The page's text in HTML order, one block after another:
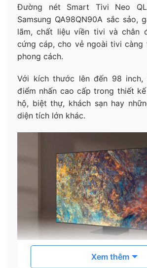
Đường nét Smart Tivi Neo
Samsung QA98QN90A sắc sảo,
lãm, chất liệu viền tivi và chân
cứng cáp, cho vẻ ngoài tivi càng
phong cách.
Với kích thước lên đến 98
điểm nhấn cao cấp trong thiết
hộ, biệt thự, khách sạn hay
diện tích lớn khác.
Độ nét gấp 4 lần Full HD nhờ độ
Xem thêm